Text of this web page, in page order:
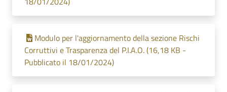
Modulo per l'aggiornamento della sezione Rischi
Corruttivi e Trasparenza del P.I.A.O. (16,18 KB -
Pubblicato il 18/01/2024)